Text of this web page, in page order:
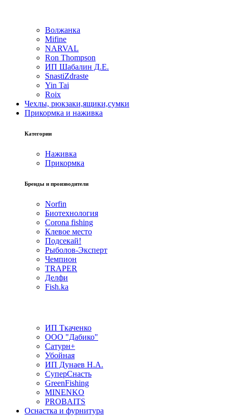
Волжанка
Mifine
NARVAL
Ron Thompson
ИП Шабалин Д.Е.
SnastiZdraste
Yin Tai
Roix
Чехлы, рюкзаки,ящики,сумки
Прикормка и наживка
Категории
Наживка
Прикормка
Бренды и производители
Norfin
Биотехнология
Corona fishing
Клевое место
Подсекай!
Рыболов-Эксперт
Чемпион
TRAPER
Делфи
Fish.ka
ИП Ткаченко
ООО "Дабико"
Сатурн+
Убойная
ИП Дунаев Н.А.
СуперСнасть
GreenFishing
MINENKO
PROBAITS
Оснастка и фурнитура